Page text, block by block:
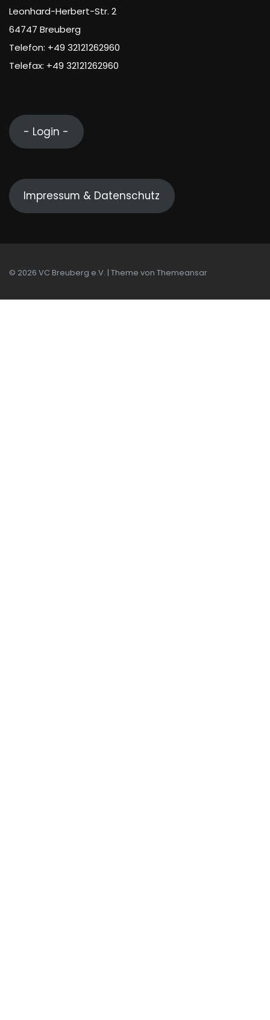
Leonhard-Herbert-Str. 2
64747 Breuberg
Telefon: +49 32121262960
Telefax: +49 32121262960
- Login -
Impressum & Datenschutz
© 2026 VC Breuberg e.V. | Theme von Themeansar